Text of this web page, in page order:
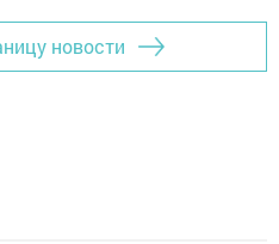
новости